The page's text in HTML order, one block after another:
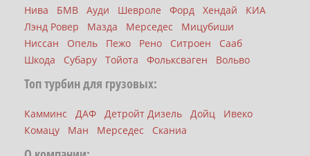
Нива БМВ Ауди Шевроле Форд Хендай
КИА
Лэнд Ровер
Мазда Мерседес
Мицубиши
Ниссан
Опель Пежо Рено Ситроен
Сааб
Шкода
Субару Тойота Фольксваген Вольво
Топ турбин для грузовых:
Камминс ДАФ Детройт Дизель Дойц
Ивеко
Комацу
Ман Мерседес Сканиа